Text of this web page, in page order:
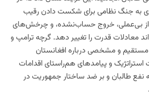
به جنگ نظامی برای شکست دادن رقیب
از بی‌عملی، خروج حساب‌نشده، و چرخش‌های
معادلات قدرت را تغییر دهد. گرچه ترامپ و
و مشخصی درباره افغانستان
استراتژیک و پیامدهای هم‌راستای اقدامات
نفع طالبان و بر ضد ساختار جمهوریت در